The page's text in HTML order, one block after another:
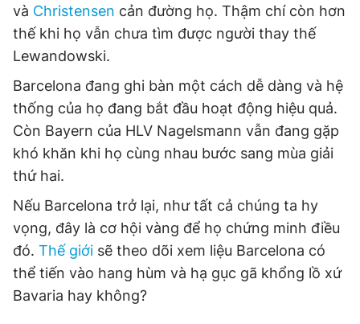
và Christensen cản đường họ. Thậm chí còn hơn
thế khi họ vẫn chưa tìm được người thay thế
Lewandowski.
Barcelona đang ghi bàn một cách dễ dàng và hệ
thống của họ đang bắt đầu hoạt động hiệu quả.
Còn Bayern của HLV Nagelsmann vẫn đang gặp
khó khăn khi họ cùng nhau bước sang mùa giải
thứ hai.
Nếu Barcelona trở lại, như tất cả chúng ta hy
vọng, đây là cơ hội vàng để họ chứng minh điều
đó. Thế giới sẽ theo dõi xem liệu Barcelona có
thể tiến vào hang hùm và hạ gục gã khổng lồ xứ
Bavaria hay không?